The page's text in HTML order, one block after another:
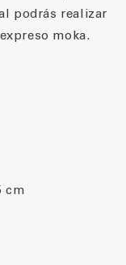
podrás realizar
moka.
cm